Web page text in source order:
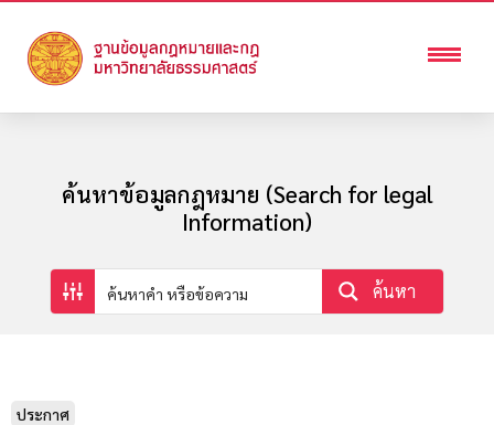
ค้นหาข้อมูลกฎหมาย (Search for legal
Information)
ค้นหา
ประกาศ